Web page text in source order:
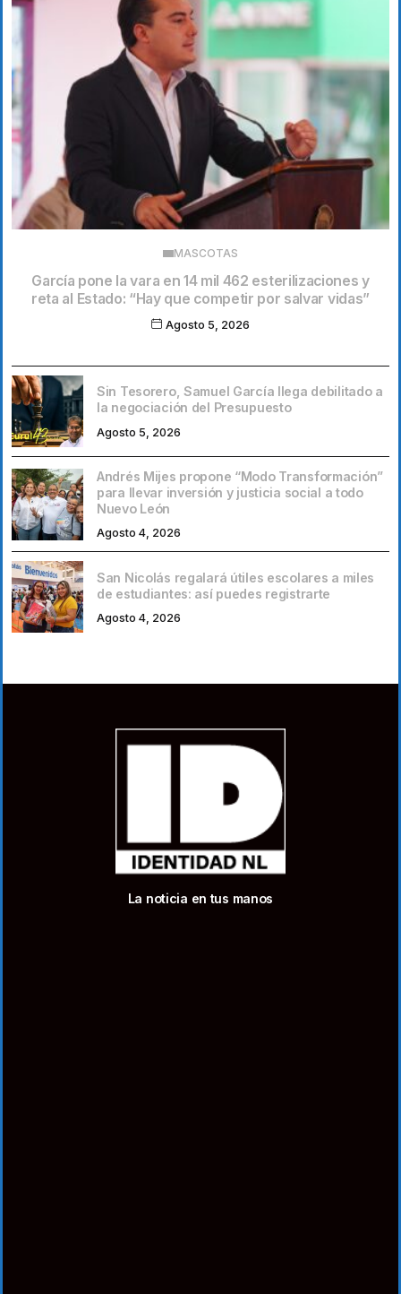
MASCOTAS
García pone la vara en 14 mil 462 esterilizaciones y
reta al Estado: “Hay que competir por salvar vidas”
Agosto 5, 2026
Sin Tesorero, Samuel García llega debilitado a
la negociación del Presupuesto
Agosto 5, 2026
Andrés Mijes propone “Modo Transformación”
para llevar inversión y justicia social a todo
Nuevo León
Agosto 4, 2026
San Nicolás regalará útiles escolares a miles
de estudiantes: así puedes registrarte
Agosto 4, 2026
La noticia en tus manos